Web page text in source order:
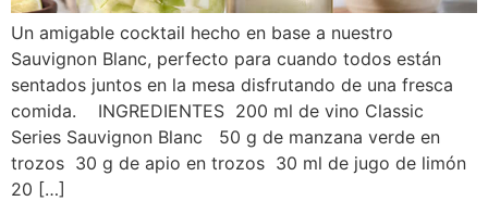
Un amigable cocktail hecho en base a nuestro
Sauvignon Blanc, perfecto para cuando todos están
sentados juntos en la mesa disfrutando de una fresca
comida. INGREDIENTES 200 ml de vino Classic
Series Sauvignon Blanc 50 g de manzana verde en
trozos 30 g de apio en trozos 30 ml de jugo de limón
20 […]